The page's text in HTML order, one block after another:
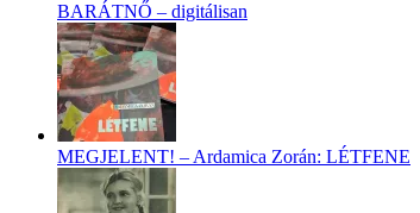
BARÁTNŐ – digitálisan
MEGJELENT! – Ardamica Zorán: LÉTFENE